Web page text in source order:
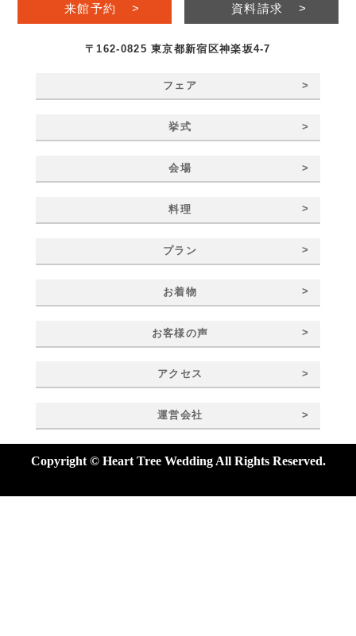
来館予約 > 資料請求 >
〒162-0825 東京都新宿区神楽坂4-7
フェア >
挙式 >
会場 >
料理 >
プラン >
お着物 >
お客様の声 >
アクセス >
運営会社 >
Copyright © Heart Tree Wedding All Rights Reserved.